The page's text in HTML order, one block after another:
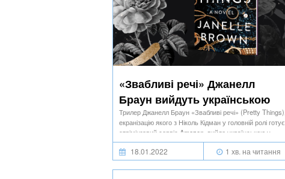
«Звабливі речі» Джанелл
Браун вийдуть українською
Трилер Джанелл Браун «Звабливі речі» (Pretty Things),
екранізацію якого з Ніколь Кідман у головній ролі готує
стрімінговий сервіс Amazon, вийде українською у
серпні-вересні 2022 року. Перекладає Сергій
Ковальчук.
18.01.2022 1 хв. на читання